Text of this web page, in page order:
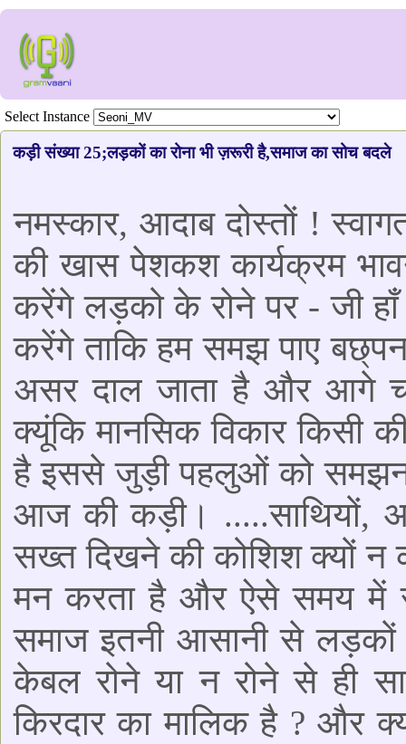
Select Instance
कड़ी संख्या 25;लड़कों का रोना भी ज़रूरी है,समाज का सोच बदले
नमस्कार, आदाब दोस्तों !
की खास पेशकश कार्यक्रम
करेंगे लड़को के रोने पर - जी
करेंगे ताकि हम समझ पाए
असर दाल जाता है और आगे
क्यूंकि मानसिक विकार किसी
है इससे जुड़ी पहलुओं को
आज की कड़ी। .....साथियों,
सख्त दिखने की कोशिश क्यों न
मन करता है और ऐसे समय में
समाज इतनी आसानी से लड़कों
केबल रोने या न रोने से ही
किरदार का मालिक है ? और